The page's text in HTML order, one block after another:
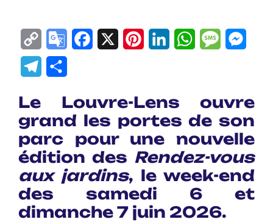
Copy
Link
GoogleFacebook
X Pinterest
LinkedInWhatsApp
Telegram
Le Louvre-Lens ouvre
grand les portes de son
parc pour une nouvelle
édition des Rendez-vous
aux jardins, le week-end
des samedi 6 et
dimanche 7 juin 2026.